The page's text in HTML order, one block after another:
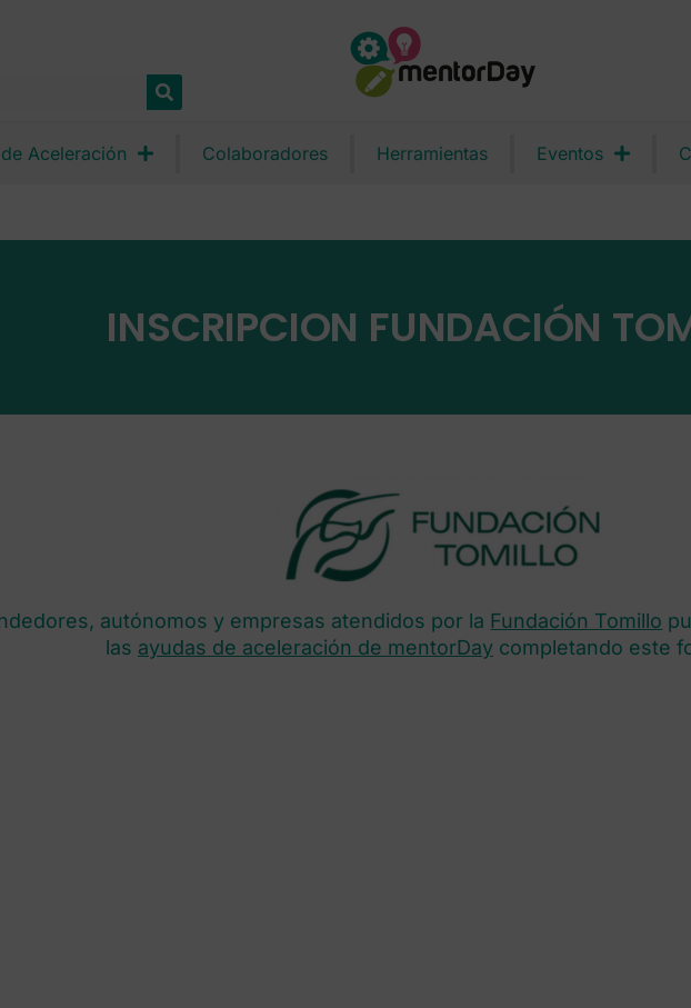
Aceleración Colaboradores Herramientas Eventos
INSCRIPCION FUNDACIÓN
autónomos y empresas atendidos por la Fundación Tomillo
las ayudas de aceleración de mentorDaycompletando este